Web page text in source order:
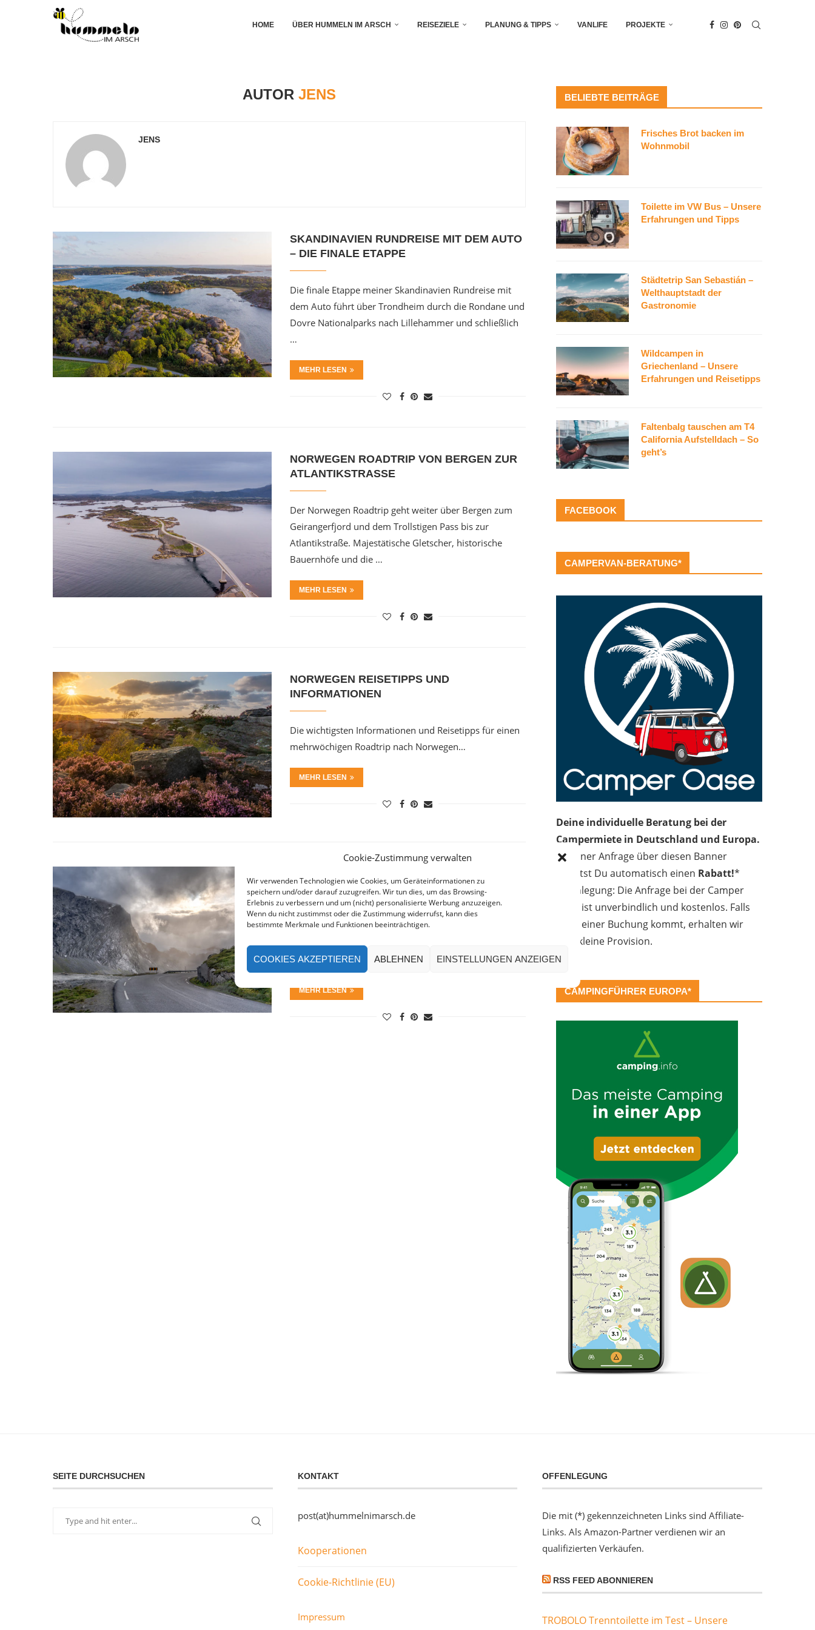
Cookie-Zustimmung verwalten
Wir verwenden Technologien wie Cookies, um Geräteinformationen zu
speichern und/oder darauf zuzugreifen. Wir tun dies, um das Browsing-
Erlebnis zu verbessern und um (nicht) personalisierte Werbung anzuzeigen.
Wenn du nicht zustimmst oder die Zustimmung widerrufst, kann dies
bestimmte Merkmale und Funktionen beeinträchtigen.
COOKIES AKZEPTIEREN ABLEHNEN EINSTELLUNGEN ANZEIGEN
HOME ÜBER HUMMELN IM ARSCH REISEZIELE PLANUNG & TIPPS VANLIFE PROJEKTE
AUTOR JENS
JENS
SKANDINAVIEN RUNDREISE MIT DEM AUTO
– DIE FINALE ETAPPE
Die finale Etappe meiner Skandinavien Rundreise mit
dem Auto führt über Trondheim durch die Rondane und
Dovre Nationalparks nach Lillehammer und schließlich
…
MEHR LESEN
NORWEGEN ROADTRIP VON BERGEN ZUR
ATLANTIKSTRASSE
Der Norwegen Roadtrip geht weiter über Bergen zum
Geirangerfjord und dem Trollstigen Pass bis zur
Atlantikstraße. Majestätische Gletscher, historische
Bauernhöfe und die …
MEHR LESEN
NORWEGEN REISETIPPS UND
INFORMATIONEN
Die wichtigsten Informationen und Reisetipps für einen
mehrwöchigen Roadtrip nach Norwegen…
MEHR LESEN
Atemberaubende Natur, Fjorde, Wasserfälle, Gletscher,
die karge Natur der Hochebenen, malerische Altstädte,
Metropolen sowie ehemalige Hansestädte – all das
findest Du in …
MEHR LESEN
BELIEBTE BEITRÄGE
Frisches Brot backen im
Wohnmobil
Toilette im VW Bus – Unsere
Erfahrungen und Tipps
Städtetrip San Sebastián –
Welthauptstadt der
Gastronomie
Wildcampen in
Griechenland – Unsere
Erfahrungen und Reisetipps
Faltenbalg tauschen am T4
California Aufstelldach – So
geht’s
FACEBOOK
CAMPERVAN-BERATUNG*
Deine individuelle Beratung bei der
Campermiete in Deutschland und Europa.
Bei einer Anfrage über diesen Banner
erhältst Du automatisch einen Rabatt!*
Offenlegung: Die Anfrage bei der Camper
Oase ist unverbindlich und kostenlos. Falls
es zu einer Buchung kommt, erhalten wir
eine kleine Provision.
CAMPINGFÜHRER EUROPA*
SEITE DURCHSUCHEN KONTAKT
post(at)hummelnimarsch.de
Kooperationen
Cookie-Richtlinie (EU)
Impressum
OFFENLEGUNG
Die mit (*) gekennzeichneten Links sind Affiliate-
Links. Als Amazon-Partner verdienen wir an
qualifizierten Verkäufen.
RSS FEED ABONNIEREN
TROBOLO Trenntoilette im Test – Unsere